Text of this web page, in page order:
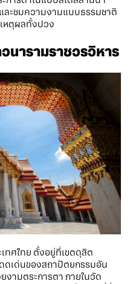
ละชมความงามแบบธรรมชาติ
หตุผลทั้งปวง
ารามราชวรวิหาร
ทศไทย ตั้งอยู่ที่เขตดุสิต
ดเด่นของสถาปัตยกรรมอัน
ามตระการตา ภายในวัด